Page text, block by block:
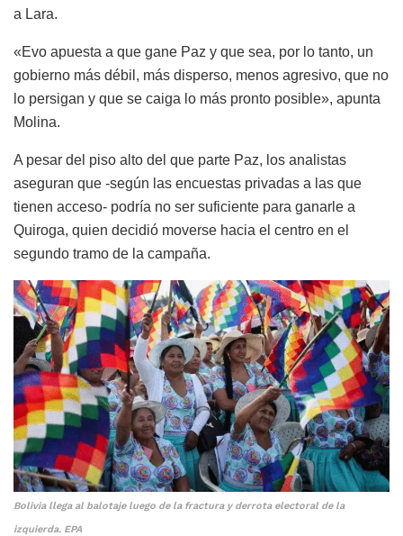
a Lara.
«Evo apuesta a que gane Paz y que sea, por lo tanto, un
gobierno más débil, más disperso, menos agresivo, que no
lo persigan y que se caiga lo más pronto posible», apunta
Molina.
A pesar del piso alto del que parte Paz, los analistas
aseguran que -según las encuestas privadas a las que
tienen acceso- podría no ser suficiente para ganarle a
Quiroga, quien decidió moverse hacia el centro en el
segundo tramo de la campaña.
Bolivia llega al balotaje luego de la fractura y derrota electoral de la
izquierda. EPA